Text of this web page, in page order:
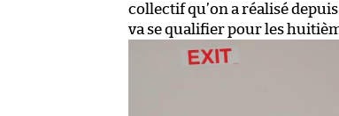
collectif qu’on a réalisé
va se qualifier pour les